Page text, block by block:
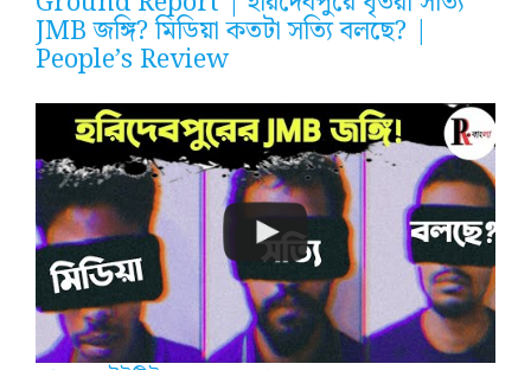
JMB জঙ্গি? মিডিয়া কতটা সত্যি বলছে? |
People’s Review